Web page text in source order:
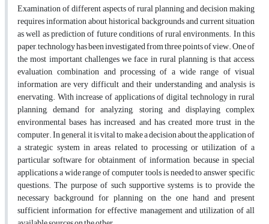
Examination of different aspects of rural planning and decision making
requires information about historical backgrounds and current situation
as well as prediction of future conditions of rural environments. In this
paper, technology has been investigated from three points of view. One of
the most important challenges we face in rural planning is that access,
evaluation, combination and processing of a wide range of visual
information are very difficult and their understanding and analysis is
enervating. With increase of applications of digital technology in rural
planning, demand for analyzing, storing and displaying complex
environmental bases has increased, and has created more trust in the
computer. In general, it is vital to make a decision about the application of
a strategic system in areas related to processing or utilization of a
particular software for obtainment of information, because in special
applications a wide range of computer tools is needed to answer specific
questions. The purpose of such supportive systems is to provide the
necessary background for planning on the one hand and present
sufficient information for effective management and utilization of all